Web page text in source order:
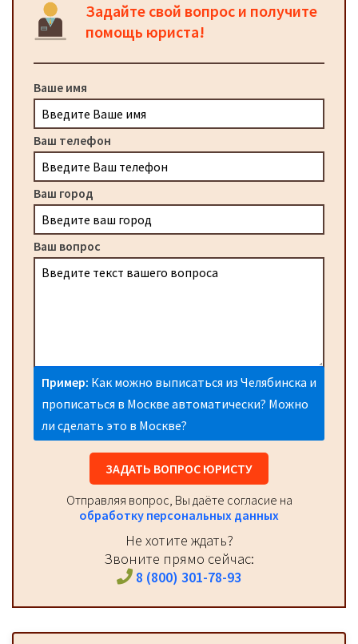
Задайте свой вопрос и получите
помощь юриста!
Ваше имя
Ваш телефон
Ваш город
Ваш вопрос
Пример: Как можно выписаться из Челябинска и
прописаться в Москве автоматически? Можно
ли сделать это в Москве?
ЗАДАТЬ ВОПРОС ЮРИСТУ
Отправляя вопрос, Вы даёте согласие на
обработку персональных данных
Не хотите ждать?
Звоните прямо сейчас:
8 (800) 301-78-93